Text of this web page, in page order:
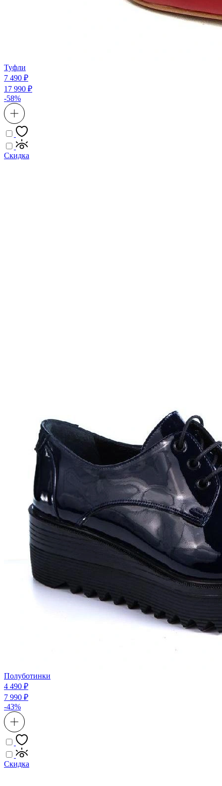
Туфли
7 490 ₽
17 990 ₽
-58%
Скидка
Полуботинки
4 490 ₽
7 990 ₽
-43%
Скидка